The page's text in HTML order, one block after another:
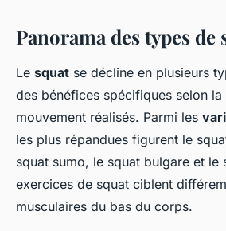
Panorama des types de
Le squat se décline en plusieurs
des bénéfices spécifiques selon
mouvement réalisés. Parmi les
les plus répandues figurent le
squat sumo, le squat bulgare et le
exercices de squat ciblent
musculaires du bas du corps.